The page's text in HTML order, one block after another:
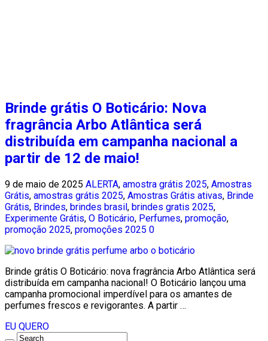
Brinde grátis O Boticário: Nova
fragrância Arbo Atlântica será
distribuída em campanha nacional a
partir de 12 de maio!
9 de maio de 2025 ALERTA, amostra grátis 2025, Amostras
Grátis, amostras grátis 2025, Amostras Grátis ativas, Brinde
Grátis, Brindes, brindes brasil, brindes gratis 2025,
Experimente Grátis, O Boticário, Perfumes, promoção,
promoção 2025, promoções 2025 0
Brinde grátis O Boticário: nova fragrância Arbo Atlântica será
distribuída em campanha nacional! O Boticário lançou uma
campanha promocional imperdível para os amantes de
perfumes frescos e revigorantes. A partir …
EU QUERO